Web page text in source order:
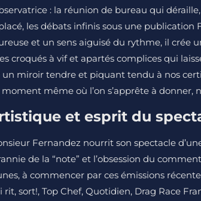
: la réunion de bureau qui
les débats infinis sous une publication
et un sens aiguisé du rythme, il crée
croqués à vif et apartés complices qui
un miroir tendre et piquant tendu à nos
moment même où l’on s’apprête à donner,
et esprit du
Fernandez nourrit son spectacle
de la “note” et l’obsession du
à commencer par ces émissions
rit, sort!, Top Chef, Quotidien, Drag Race